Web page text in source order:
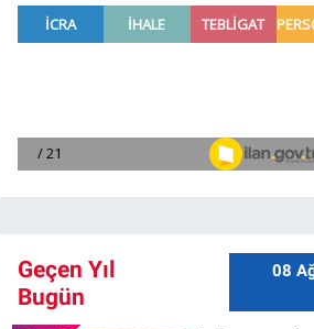
Geçen Yıl
Bugün
08